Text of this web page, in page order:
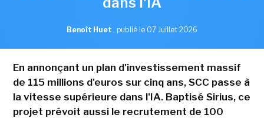
Benoît Huet , publié le 07 Juillet 2026
En annonçant un plan d'investissement massif
de 115 millions d'euros sur cinq ans, SCC passe à
la vitesse supérieure dans l'IA. Baptisé Sirius, ce
projet prévoit aussi le recrutement de 100